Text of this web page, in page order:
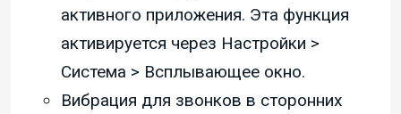
активного приложения. Эта функция
активируется через Настройки >
Система > Всплывающее окно.
Вибрация для звонков в сторонних